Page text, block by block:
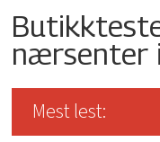
nærsenter
Mest lest: